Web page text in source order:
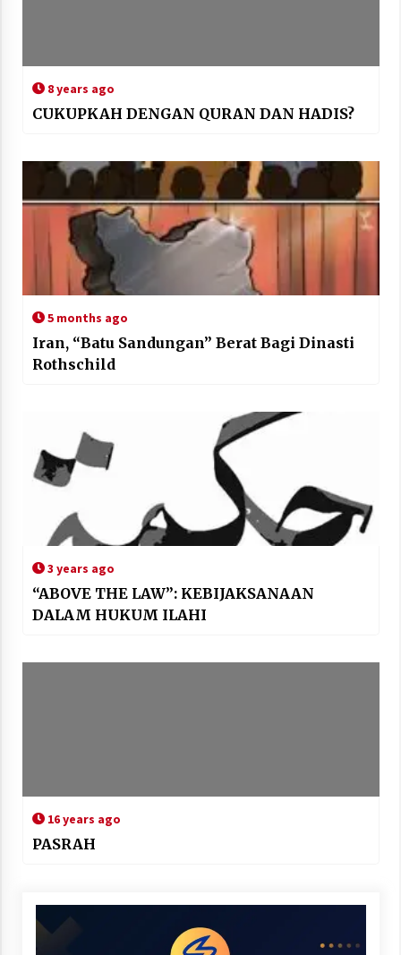
8 years ago
CUKUPKAH DENGAN QURAN DAN HADIS?
5 months ago
Iran, “Batu Sandungan” Berat Bagi Dinasti
Rothschild
3 years ago
“ABOVE THE LAW”: KEBIJAKSANAAN
DALAM HUKUM ILAHI
16 years ago
PASRAH